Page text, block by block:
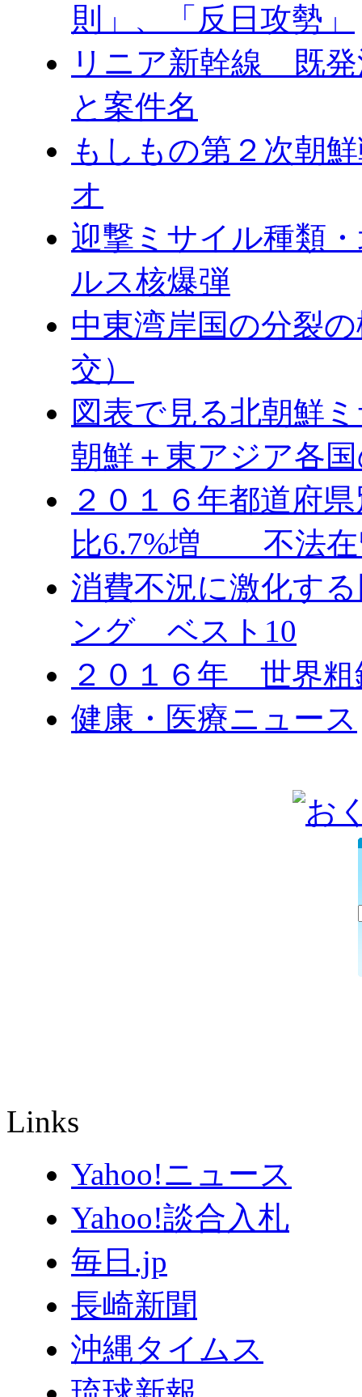
則」、「反日攻勢」
リニア新幹線 既発
と案件名
もしもの第２次朝
オ
迎撃ミサイル種類
ルス核爆弾
中東湾岸国の分裂
交）
図表で見る北朝鮮
朝鮮＋東アジア各
２０１６年都道府
比6.7%増 不法在
消費不況に激化す
ング ベスト10
２０１６年 世界粗
健康・医療ニュース
Links
Yahoo!ニュース
Yahoo!談合入札
毎日.jp
長崎新聞
沖縄タイムス